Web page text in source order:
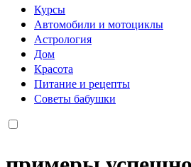
Курсы
Автомобили и мотоциклы
Астрология
Дом
Красота
Питание и рецепты
Советы бабушки